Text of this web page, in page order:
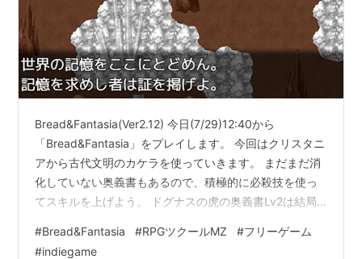
Bread&Fantasia(Ver2.12) 今日(7/29)12:40から
「Bread&Fantasia」をプレイします。 今回はクリスタニ
アから古代文明のカケラを使っていきます。 まだまだ消
化していない奥義書もあるので、積極的に必殺技を使っ
てスキルを上げよう。 ドグナスの虎の奥義書Lv2は結局
を書くけど、生放送とアップデート情報更新が延期され
#Bread&Fantasia #RPGツクールMZ #フリーゲーム
#indiegame